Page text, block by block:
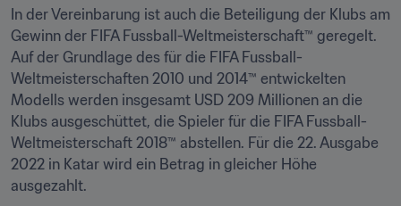
In der Vereinbarung ist auch die Beteiligung der Klubs am
Gewinn der FIFA Fussball-Weltmeisterschaft™ geregelt.
Auf der Grundlage des für die FIFA Fussball-
Weltmeisterschaften 2010 und 2014™ entwickelten
Modells werden insgesamt USD 209 Millionen an die
Klubs ausgeschüttet, die Spieler für die FIFA Fussball-
Weltmeisterschaft 2018™ abstellen. Für die 22. Ausgabe
2022 in Katar wird ein Betrag in gleicher Höhe
ausgezahlt.